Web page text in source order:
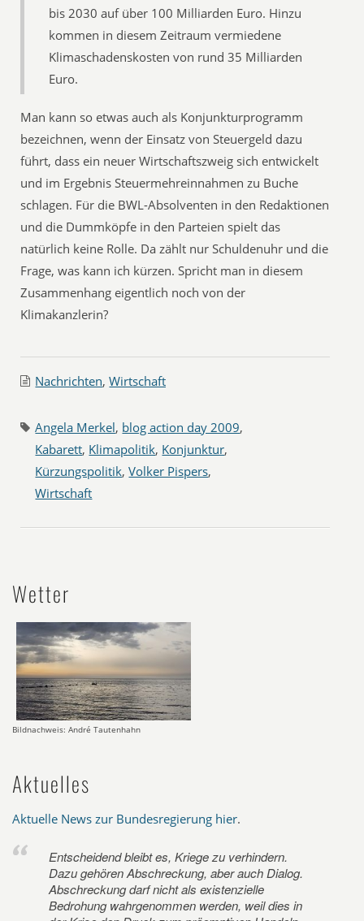
bis 2030 auf über 100 Milliarden Euro. Hinzu
kommen in diesem Zeitraum vermiedene
Klimaschadenskosten von rund 35 Milliarden
Euro.
Man kann so etwas auch als Konjunkturprogramm
bezeichnen, wenn der Einsatz von Steuergeld dazu
führt, dass ein neuer Wirtschaftszweig sich entwickelt
und im Ergebnis Steuermehreinnahmen zu Buche
schlagen. Für die BWL-Absolventen in den Redaktionen
und die Dummköpfe in den Parteien spielt das
natürlich keine Rolle. Da zählt nur Schuldenuhr und die
Frage, was kann ich kürzen. Spricht man in diesem
Zusammenhang eigentlich noch von der
Klimakanzlerin?
Nachrichten,Wirtschaft
Angela Merkel, blog action day 2009,
Kabarett, Klimapolitik, Konjunktur,
Kürzungspolitik,Volker Pispers,
Wirtschaft
Wetter
Bildnachweis: André Tautenhahn
Aktuelles
Aktuelle News zur Bundesregierung hier.
Entscheidend bleibt es, Kriege zu verhindern.
Dazu gehören Abschreckung, aber auch Dialog.
Abschreckung darf nicht als existenzielle
Bedrohung wahrgenommen werden, weil dies in